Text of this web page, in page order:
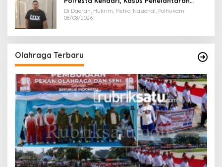
Jemaah Umrah Masuk Babak Baru
Di Daerah, Hukrim, Metro, Nasional, Polhukam
08/08/2026
Olahraga Terbaru